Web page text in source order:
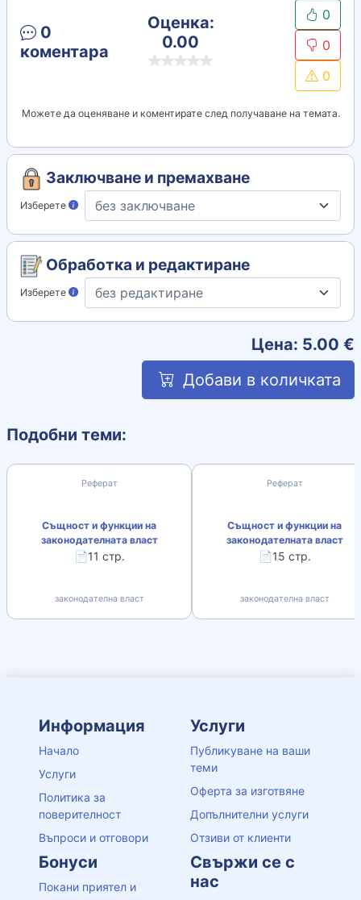
0
коментара
Оценка:
0.00
0
0
0
Можете да оценяване и коментирате след получаване на темата.
Заключване и премахване
Изберете
Обработка и редактиране
Изберете
Цена: 5.00 €
Добави в количката
Подобни теми:
Реферат
Същност и функции на
законодателната власт
📄11 стр.
законодателна власт
Реферат
Същност и функции на
законодателната власт
📄15 стр.
законодателна власт
Информация
Начало
Услуги
Политика за
поверителност
Въпроси и отговори
Услуги
Публикуване на ваши
теми
Оферта за изготвяне
Допълнителни услуги
Отзиви от клиенти
Бонуси
Покани приятел и
Свържи се с
нас